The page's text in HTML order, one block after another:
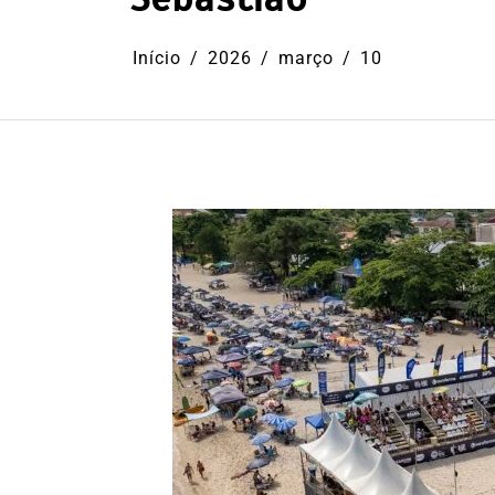
Início 2026 março 10
Em Cultura Ilhabela
Litoral
Turismo